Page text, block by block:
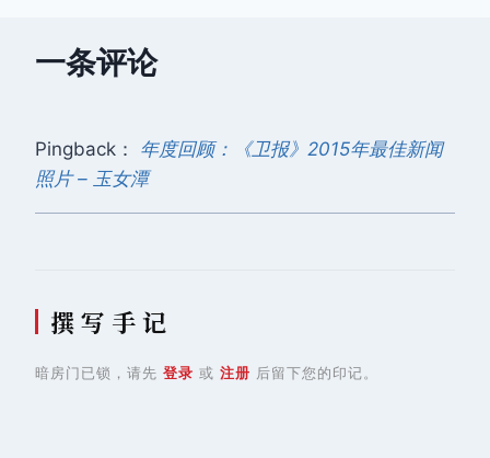
一条评论
Pingback： 年度回顾：《卫报》2015年最佳新闻
照片 – 玉女潭
撰 写 手 记
暗房门已锁，请先 登录 或 注册 后留下您的印记。